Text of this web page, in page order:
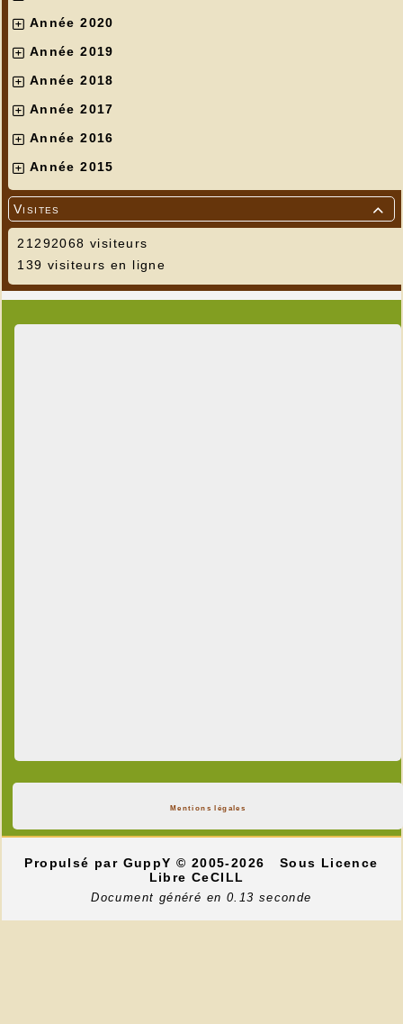
Année 2020
Année 2019
Année 2018
Année 2017
Année 2016
Année 2015

Visites
21292068 visiteurs
139 visiteurs en ligne
Mentions légales
Propulsé par GuppY© 2005-2026
Sous Licence
Libre CeCILL
Document généré en 0.13 seconde